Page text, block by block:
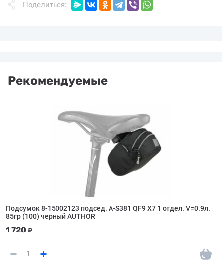
Поделиться:
Рекомендуемые
Подсумок 8-15002123 подсед. A-S381 QF9 X7 1 отдел. V=0.9л.
85гр (100) черный AUTHOR
1 720 ₽